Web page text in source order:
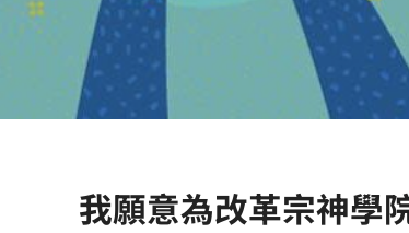
我願意為改革宗神學